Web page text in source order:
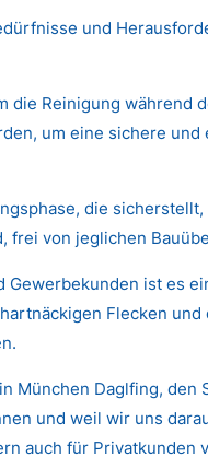
und
die Reinigung während
um eine sichere und
die sicherstellt,
von jeglichen
ist es
Flecken
Daglfing,
und weil wir uns
auch für Privatkunden